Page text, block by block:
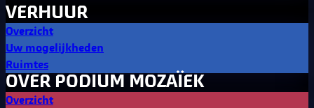
VERHUUR
Overzicht
Uw mogelijkheden
Ruimtes
OVER PODIUM MOZAÏEK
Overzicht